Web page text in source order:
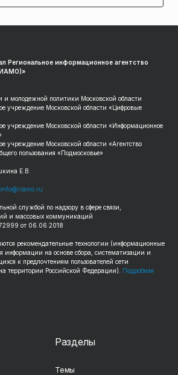
Региональное информационное агентство
и молодежной политики Московской области
учреждение Московской области «Цифровые
учреждение Московской области «Информационное
учреждение Московской области «Агентство
пользования «Подмосковье»
Е.В.
info@riamo.ru
службой по надзору в сфере связи,
и массовых коммуникаций
от 06.06.2018
рекомендательные технологии (информационные
информации на основе сбора, систематизации и
к предпочтениям пользователей сети
территории Российской Федерации).
Подробная
Разделы
Темы